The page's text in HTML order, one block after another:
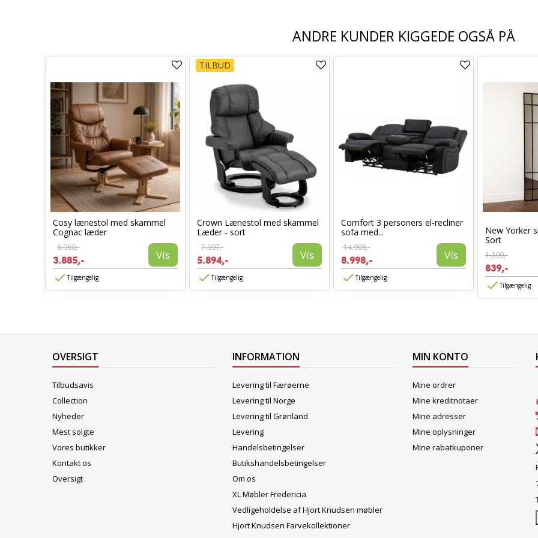
ANDRE KUNDER KIGGEDE OGSÅ PÅ
Cosy lænestol med skammel
Cognac læder
6.960,-
3.885,- Vis
Tilgængelig
TILBUD
Crown Lænestol med skammel
Læder - sort
7.997,-
5.894,- Vis
Tilgængelig
Comfort 3 personers el-recliner
sofa med...
14.998,-
8.998,- Vis
Tilgængelig
New Yorker
Sort
1.399,-
839,-
Tilgængelig
OVERSIGT
Tilbudsavis
Collection
Nyheder
Mest solgte
Vores butikker
Kontakt os
Oversigt
INFORMATION
Levering til Færøerne
Levering til Norge
Levering til Grønland
Levering
Handelsbetingelser
Butikshandelsbetingelser
Om os
XL Møbler Fredericia
Vedligeholdelse af Hjort Knudsen møbler
Hjort Knudsen Farvekollektioner
MIN KONTO
Mine ordrer
Mine kreditnotaer
Mine adresser
Mine oplysninger
Mine rabatkuponer